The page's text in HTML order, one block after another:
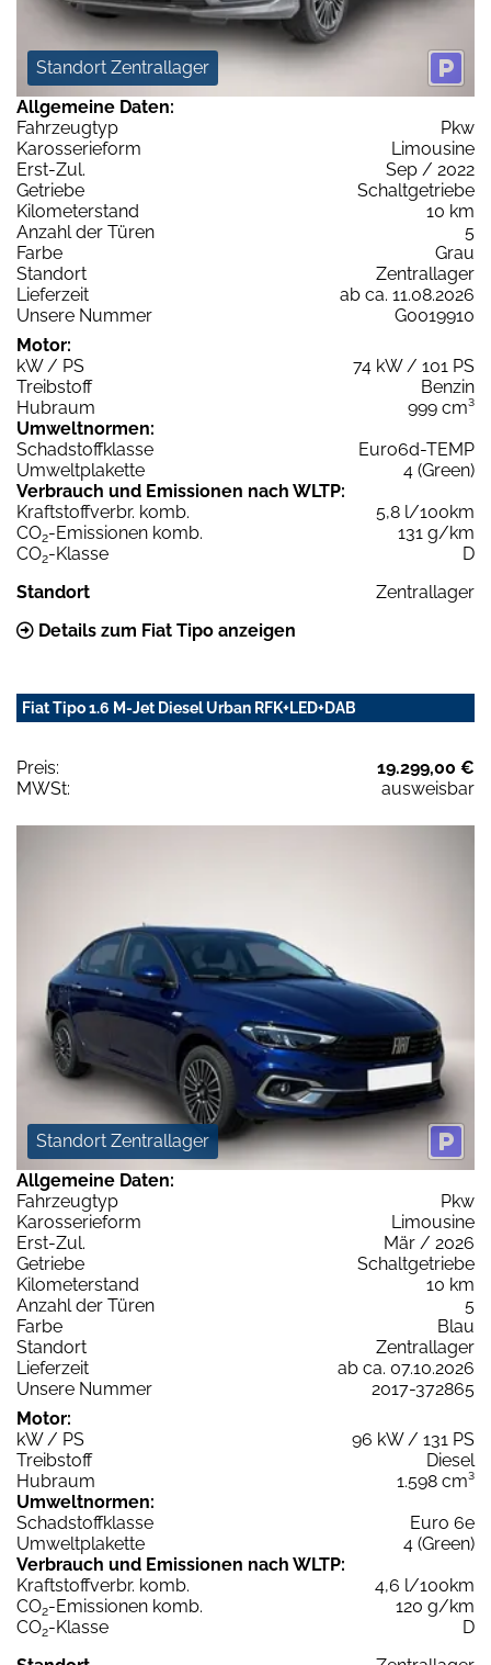
Standort Zentrallager
Allgemeine Daten:
Fahrzeugtyp
Pkw
Karosserieform
Limousine
Erst-Zul.
Sep / 2022
Getriebe
Schaltgetriebe
Kilometerstand
10 km
Anzahl der Türen
5
Farbe
Grau
Standort
Zentrallager
Lieferzeit
ab ca. 11.08.2026
Unsere Nummer
G0019910
Motor:
kW / PS
74 kW / 101 PS
Treibstoff
Benzin
Hubraum
999 cm³
Umweltnormen:
Schadstoffklasse
Euro6d-TEMP
Umweltplakette
4 (Green)
Verbrauch und Emissionen nach WLTP:
Kraftstoffverbr. komb.
5,8 l/100km
CO2-Emissionen komb.
131 g/km
CO2-Klasse
D
Standort
Zentrallager
Details zum Fiat Tipo anzeigen
Fiat Tipo 1.6 M-Jet Diesel Urban RFK+LED+DAB
Preis:
19.299,00 €
MWSt:
ausweisbar
Standort Zentrallager
Allgemeine Daten:
Fahrzeugtyp
Pkw
Karosserieform
Limousine
Erst-Zul.
Mär / 2026
Getriebe
Schaltgetriebe
Kilometerstand
10 km
Anzahl der Türen
5
Farbe
Blau
Standort
Zentrallager
Lieferzeit
ab ca. 07.10.2026
Unsere Nummer
2017-372865
Motor:
kW / PS
96 kW / 131 PS
Treibstoff
Diesel
Hubraum
1.598 cm³
Umweltnormen:
Schadstoffklasse
Euro 6e
Umweltplakette
4 (Green)
Verbrauch und Emissionen nach WLTP:
Kraftstoffverbr. komb.
4,6 l/100km
CO2-Emissionen komb.
120 g/km
CO2-Klasse
D